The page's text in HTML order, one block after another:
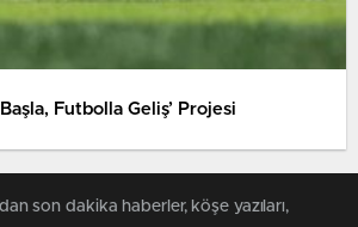
Başla, Futbolla Geliş’ Projesi
son dakika haberler, köşe yazıları,